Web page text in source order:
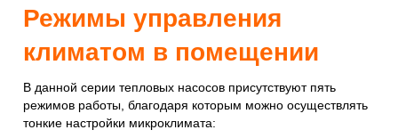
Режимы управления
климатом в помещении
В данной серии тепловых насосов присутствуют пять
режимов работы, благодаря которым можно осуществлять
тонкие настройки микроклимата: